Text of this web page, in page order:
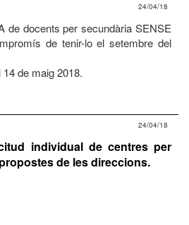
24/04/18
de docents per secundària SENSE
de tenir-lo el setembre del
14 de maig 2018.
24/04/18
individual de centres per
de les direccions.